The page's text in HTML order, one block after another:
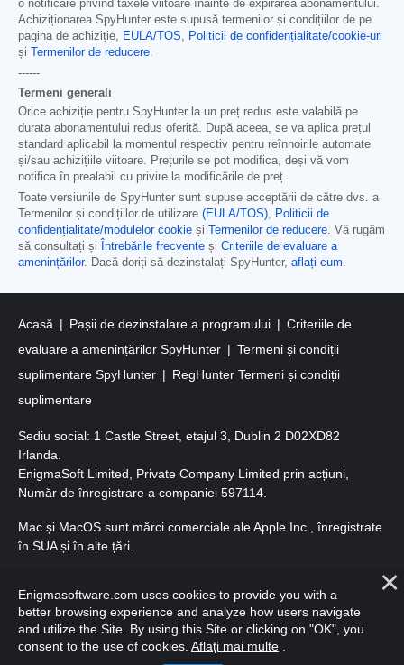
o notificare privind taxele viitoare înainte de expirarea abonamentului.
Achiziționarea SpyHunter este supusă termenilor și condițiilor de pe
pagina de achiziție,
EULA/TOS
Politicii de confidențialitate/cookie-uri
și Termenilor de reducere
------
Termeni generali
Orice achiziție pentru SpyHunter la un preț redus este valabilă pe
durata abonamentului redus oferită. După aceea, se va aplica prețul
standard aplicabil la momentul respectiv pentru reînnoirile automate
și/sau achizițiile viitoare. Prețurile se pot modifica, deși vă vom
notifica în prealabil cu privire la modificările de preț.
Toate versiunile de SpyHunter sunt supuse acceptării de către dvs. a
Termenilor și condițiilor de utilizare (EULA/TOS)
Politicii de
confidențialitate/modulelor cookie și Termenilor de reducere . Vă rugăm
să consultați și
Întrebările frecvente și Criteriile de evaluare a
amenințărilor. Dacă doriți să dezinstalați SpyHunter, aflați cum
Acasă Pașii de dezinstalare a programului
Criteriile de
evaluare a amenințărilor SpyHunter
Termeni și condiții
suplimentare SpyHunter
RegHunter Termeni și condiții
suplimentare
Sediu social: 1 Castle Street, etajul 3, Dublin 2 D02XD82
Irlanda.
EnigmaSoft Limited, Private Company Limited prin acțiuni,
Număr de înregistrare a companiei 597114.
Mac și MacOS sunt mărci comerciale ale Apple Inc., înregistrate
în SUA și în alte țări.
rezervate.
Enigmasoftware.com uses cookies to provide you with a
better browsing experience and analyze how users navigate
and utilize the Site. By using this Site or clicking on "OK", you
consent to the use of cookies. Aflați mai multe